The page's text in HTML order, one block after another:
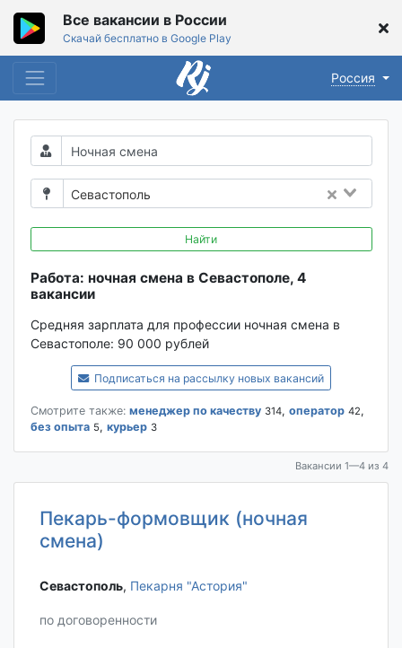
Все вакансии в России
Скачай бесплатно в Google Play
Россия
Севастополь
Найти
Работа: ночная смена в Севастополе, 4
вакансии
Средняя зарплата для профессии ночная смена в
Севастополе: 90 000 рублей
Подписаться на рассылку новых вакансий
Смотрите также: менеджер по качеству 314, оператор 42,
без опыта 5, курьер 3
Вакансии 1—4 из 4
Пекарь-формовщик (ночная
смена)
Севастополь‎, Пекарня "Астория"
по договоренности